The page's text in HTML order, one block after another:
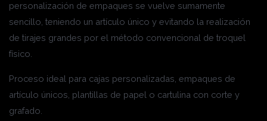
personalización de empaques se vuelve sumamente
sencillo, teniendo un artículo único y evitando la realización
de tirajes grandes por el método convencional de troquel
físico.
Proceso ideal para cajas personalizadas, empaques de
artículo únicos, plantillas de papel o cartulina con corte y
grafado.